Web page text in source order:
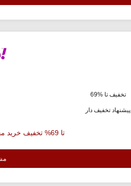
تخفیف تا %69
پیشنهاد تخفیف دار
تا 69% تخفیف خرید محصولات برند سالوته در اسنپ شاپ